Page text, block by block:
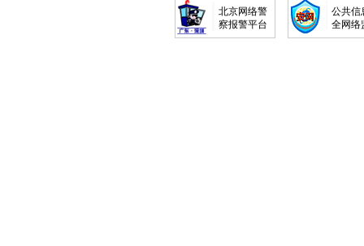
北京网络警
察报警平台
公共信
全网络